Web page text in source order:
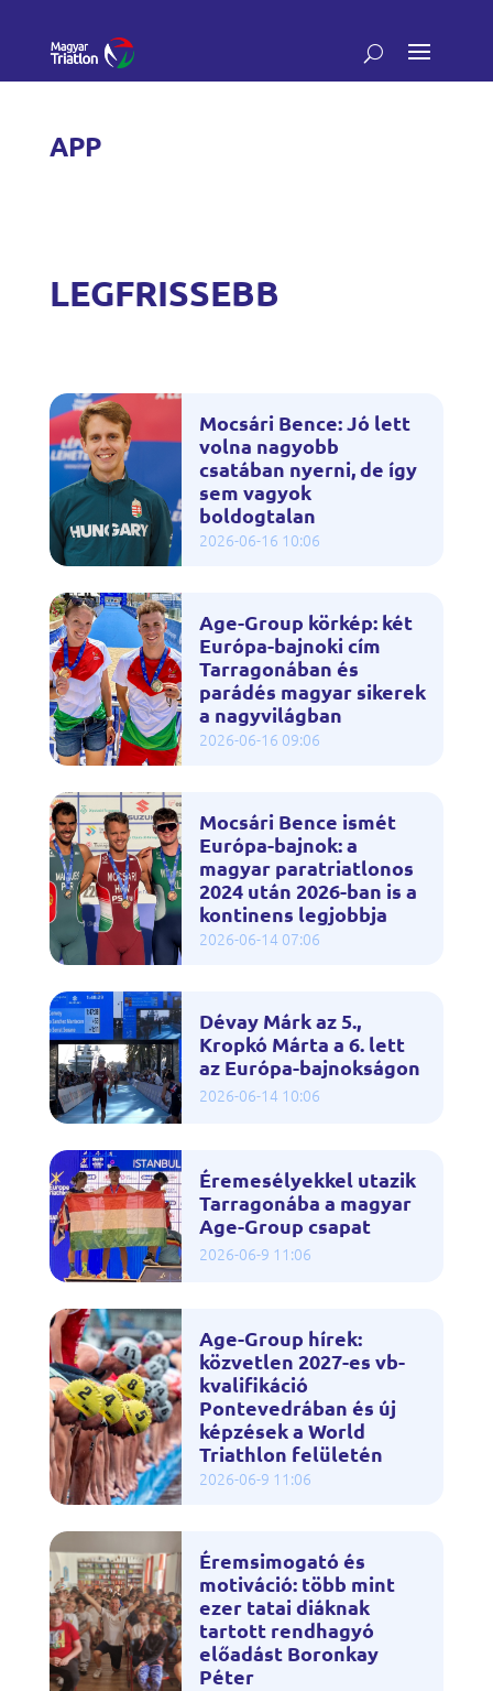
APP
LEGFRISSEBB
Mocsári Bence: Jó lett
volna nagyobb
csatában nyerni, de így
sem vagyok
boldogtalan
2026-06-16 10:06
Age-Group körkép: két
Európa-bajnoki cím
Tarragonában és
parádés magyar sikerek
a nagyvilágban
2026-06-16 09:06
Mocsári Bence ismét
Európa-bajnok: a
magyar paratriatlonos
2024 után 2026-ban is a
kontinens legjobbja
2026-06-14 07:06
Dévay Márk az 5.,
Kropkó Márta a 6. lett
az Európa-bajnokságon
2026-06-14 10:06
Éremesélyekkel utazik
Tarragonába a magyar
Age-Group csapat
2026-06-9 11:06
Age-Group hírek:
közvetlen 2027-es vb-
kvalifikáció
Pontevedrában és új
képzések a World
Triathlon felületén
2026-06-9 11:06
Éremsimogató és
motiváció: több mint
ezer tatai diáknak
tartott rendhagyó
előadást Boronkay
Péter